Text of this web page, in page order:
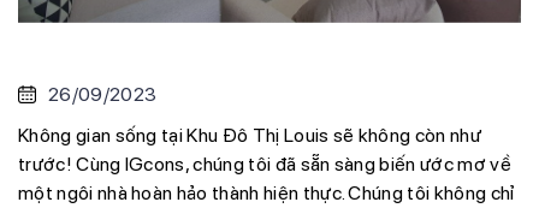
26/09/2023
Không gian sống tại Khu Đô Thị Louis sẽ không còn như
trước! Cùng IGcons, chúng tôi đã sẵn sàng biến ước mơ về
một ngôi nhà hoàn hảo thành hiện thực. Chúng tôi không chỉ